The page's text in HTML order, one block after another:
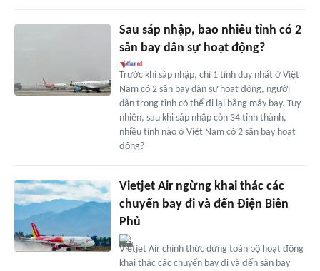
Sau sáp nhập, bao nhiêu tỉnh có 2
sân bay dân sự hoạt động?
Trước khi sáp nhập, chỉ 1 tỉnh duy nhất ở Việt
Nam có 2 sân bay dân sự hoạt động, người
dân trong tỉnh có thể đi lại bằng máy bay. Tuy
nhiên, sau khi sáp nhập còn 34 tỉnh thành,
nhiều tỉnh nào ở Việt Nam có 2 sân bay hoạt
động?
Vietjet Air ngừng khai thác các
chuyến bay đi và đến Điện Biên
Phủ
Vietjet Air chính thức dừng toàn bộ hoạt động
khai thác các chuyến bay đi và đến sân bay